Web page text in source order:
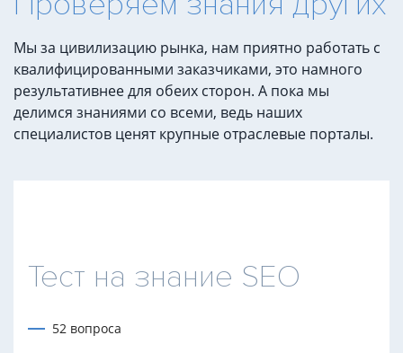
Мы за цивилизацию рынка, нам приятно работать с
квалифицированными заказчиками, это намного
результативнее для обеих сторон. А пока мы
делимся знаниями со всеми, ведь наших
специалистов ценят крупные отраслевые порталы.
Тест на знание SEO
52 вопроса